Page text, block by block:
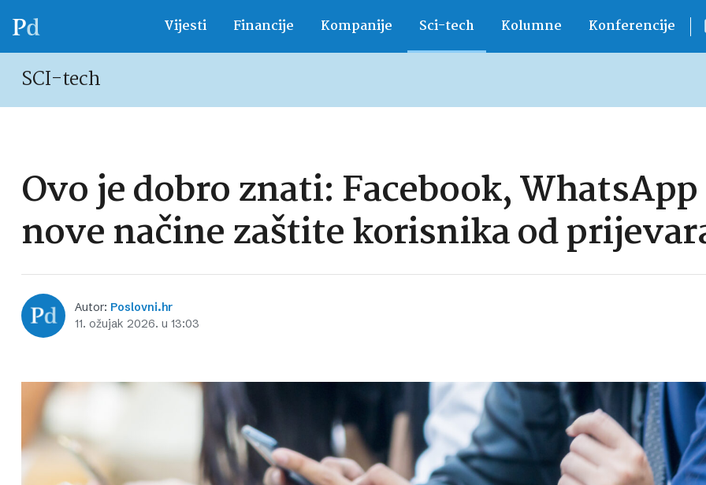
Vijesti Financije Kompanije Sci-tech Kolumne Konferencije
SCI-tech
Ovo je dobro znati: Facebook,
nove načine zaštite korisnika od
Autor: Poslovni.hr
11. ožujak 2026. u 13:03